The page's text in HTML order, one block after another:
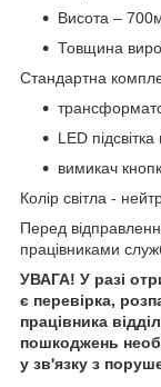
Висота –
Товщина
Стандартна
LED
вимикач
Колір світла -
Перед
працівниками
УВАГА! У разі
є перевірка,
працівника
пошкоджень
у зв'язку з